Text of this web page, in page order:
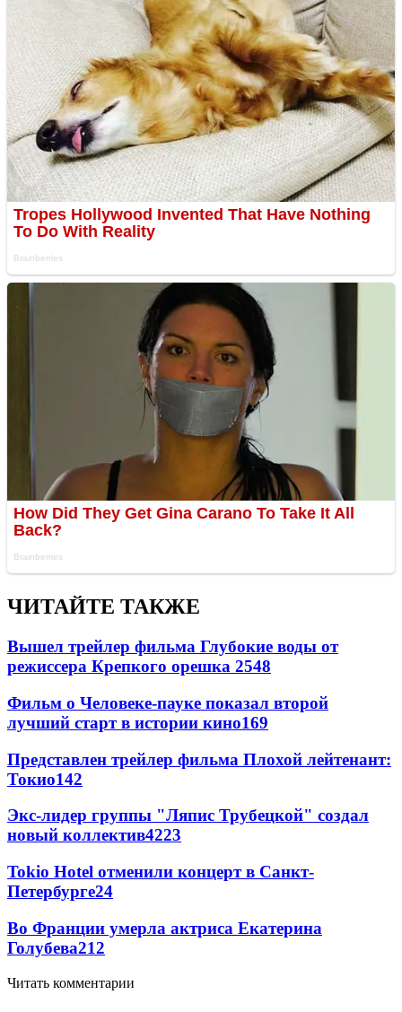
ЧИТАЙТЕ ТАКЖЕ
Вышел трейлер фильма Глубокие воды от
режиссера Крепкого орешка 2548
Фильм о Человеке-пауке показал второй
лучший старт в истории кино169
Представлен трейлер фильма Плохой лейтенант:
Токио142
Экс-лидер группы "Ляпис Трубецкой" создал
новый коллектив4223
Tokio Hotel отменили концерт в Санкт-
Петербурге24
Во Франции умерла актриса Екатерина
Голубева212
Читать комментарии